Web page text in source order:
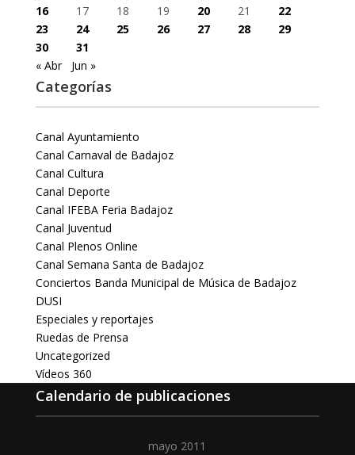
16
17 18 19 20 21
22
23
24 25 26 27 28
29
30
31
« Abr
Jun »
Categorías
Canal Ayuntamiento
Canal Carnaval de Badajoz
Canal Cultura
Canal Deporte
Canal IFEBA Feria Badajoz
Canal Juventud
Canal Plenos Online
Canal Semana Santa de Badajoz
Conciertos Banda Municipal de Música de Badajoz
DUSI
Especiales y reportajes
Ruedas de Prensa
Uncategorized
Vídeos 360
Calendario de publicaciones
mayo 2011